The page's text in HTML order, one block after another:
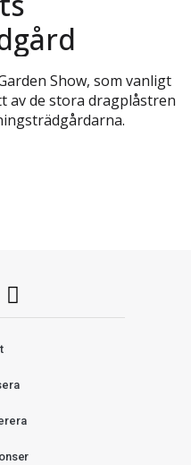
Show, som vanligt
av de stora dragplåstren